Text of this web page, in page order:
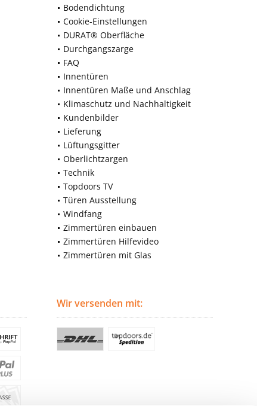
Bodendichtung
Cookie-Einstellungen
DURAT® Oberfläche
Durchgangszarge
FAQ
Innentüren
Innentüren Maße und Anschlag
Klimaschutz und Nachhaltigkeit
Kundenbilder
Lieferung
Lüftungsgitter
Oberlichtzargen
Technik
Topdoors TV
Türen Ausstellung
Windfang
Zimmertüren einbauen
Zimmertüren Hilfevideo
Zimmertüren mit Glas
Wir versenden mit: